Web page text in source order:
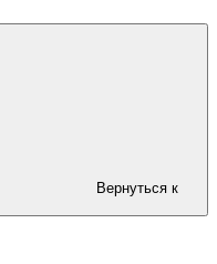
Вернуться к